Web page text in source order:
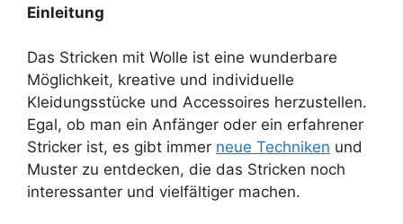
Einleitung
Das Stricken mit Wolle ist eine wunderbare
Möglichkeit, kreative und individuelle
Kleidungsstücke und Accessoires herzustellen.
Egal, ob man ein Anfänger oder ein erfahrener
Stricker ist, es gibt immer neue Techniken und
Muster zu entdecken, die das Stricken noch
interessanter und vielfältiger machen.